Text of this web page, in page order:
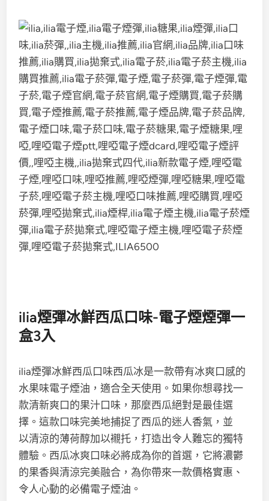
ilia煙彈冰鮮西瓜口味-電子煙煙彈一
盒3入
ilia煙彈冰鮮西瓜口味西瓜冰是一款帶有冰爽口感的
水果味電子煙油，適合全天使用。如果你想尋找一
款清新爽口的果汁口味，那麼西瓜絕對是最佳選
擇。這款口味完美地捕捉了西瓜的迷人香氣 ，並
以清涼的薄荷醇加以襯托，打造出令人難忘的獨特
體驗。西瓜冰爽口味必將成為你的首選，它將濃鬱
的果香與清涼完美融合，為你帶來一款價格實惠、
令人心動的必備電子煙油。